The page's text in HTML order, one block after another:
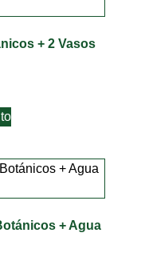
+ 2 Vasos
+ Agua